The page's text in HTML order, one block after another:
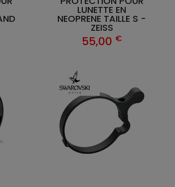
LUNETTE EN
NEOPRENE TAILLE S -
ZEISS
55,00 €